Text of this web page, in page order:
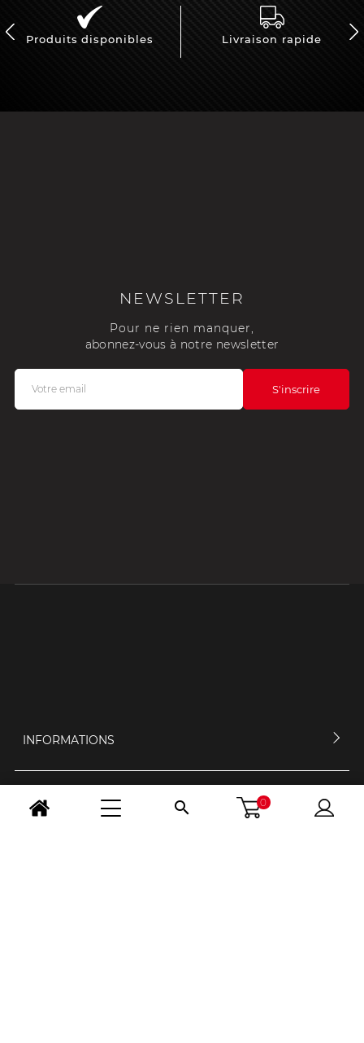
Produits disponibles Livraison rapide
NEWSLETTER
Pour ne rien manquer,
abonnez-vous à notre newsletter
INFORMATIONS
MON COMPTE  0